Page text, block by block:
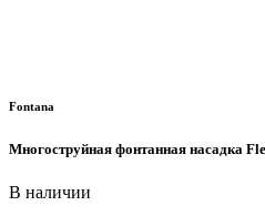
Fontana
Многоструйная фонтанная насадка
В наличии